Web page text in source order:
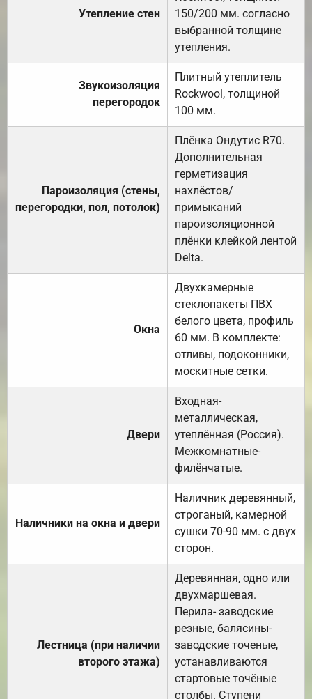
Утепление стен
150/200 мм. согласно
выбранной толщине
утепления.
Звукоизоляция
перегородок
Плитный утеплитель
Rockwool, толщиной
100 мм.
Пароизоляция (стены,
перегородки, пол, потолок)
Плёнка Ондутис R70.
Дополнительная
герметизация
нахлёстов/
примыканий
пароизоляционной
плёнки клейкой лентой
Delta.
Окна
Двухкамерные
стеклопакеты ПВХ
белого цвета, профиль
60 мм. В комплекте:
отливы, подоконники,
москитные сетки.
Двери
Входная-
металлическая,
утеплённая (Россия).
Межкомнатные-
филёнчатые.
Наличники на окна и двери
Наличник деревянный,
строганый, камерной
сушки 70-90 мм. с двух
сторон.
Лестница (при наличии
второго этажа)
Деревянная, одно или
двухмаршевая.
Перила- заводские
резные, балясины-
заводские точеные,
устанавливаются
стартовые точёные
столбы. Ступени